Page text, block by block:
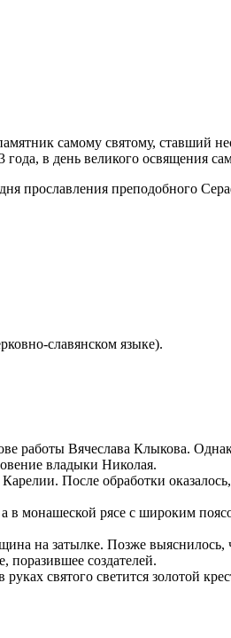
самому святому, ставший
года, в день великого освящения
прославления преподобного
славянском языке).
работы Вячеслава Клыкова.
владыки Николая.
После обработки
в монашеской рясе с широким
на затылке. Позже выяснилось,
поразившее создателей.
святого светится золотой